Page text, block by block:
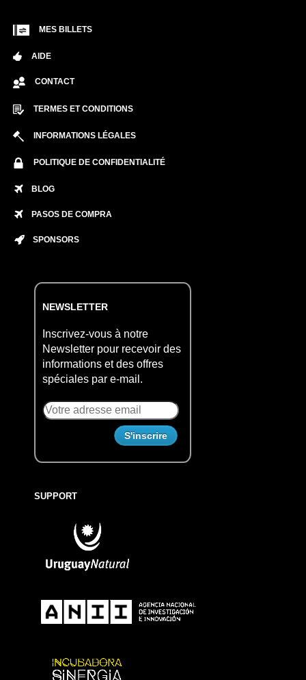
MES BILLETS
AIDE
CONTACT
TERMES ET CONDITIONS
INFORMATIONS LÉGALES
POLITIQUE DE CONFIDENTIALITÉ
BLOG
PASOS DE COMPRA
SPONSORS
NEWSLETTER
Inscrivez-vous à notre
Newsletter pour recevoir des
informations et des offres
spéciales par e-mail.
SUPPORT